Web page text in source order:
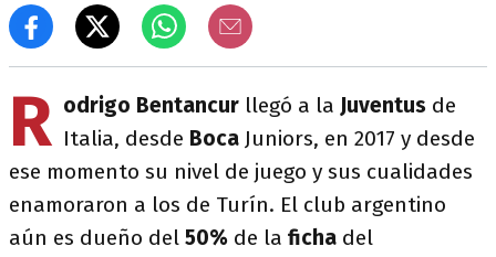
R odrigo Bentancur llegó a la Juventus de
Italia, desde Boca Juniors, en 2017 y desde
ese momento su nivel de juego y sus cualidades
enamoraron a los de Turín. El club argentino
aún es dueño del 50% de la ficha del